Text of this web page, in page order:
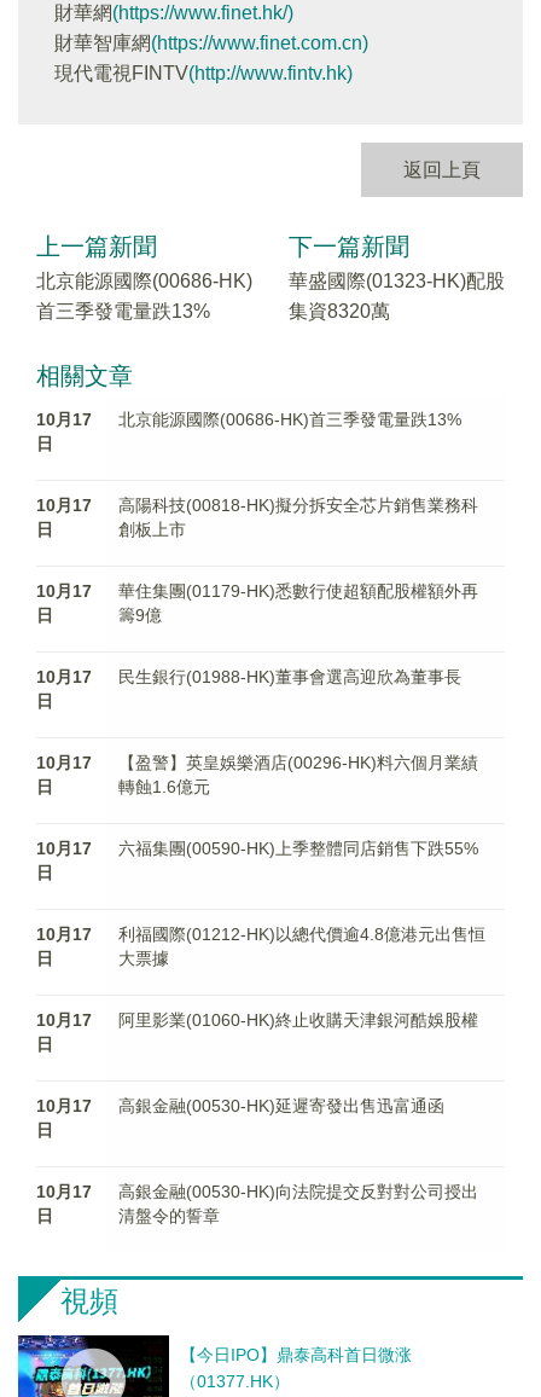
財華網(https://www.finet.hk/)
財華智庫網(https://www.finet.com.cn)
現代電視FINTV(http://www.fintv.hk)
返回上頁
上一篇新聞
北京能源國際(00686-HK)
首三季發電量跌13%
下一篇新聞
華盛國際(01323-HK)配股
集資8320萬
相關文章
10月17
日
北京能源國際(00686-HK)首三季發電量跌13%
10月17
日
高陽科技(00818-HK)擬分拆安全芯片銷售業務科
創板上市
10月17
日
華住集團(01179-HK)悉數行使超額配股權額外再
籌9億
10月17
日
民生銀行(01988-HK)董事會選高迎欣為董事長
10月17
日
【盈警】英皇娛樂酒店(00296-HK)料六個月業績
轉蝕1.6億元
10月17
日
六福集團(00590-HK)上季整體同店銷售下跌55%
10月17
日
利福國際(01212-HK)以總代價逾4.8億港元出售恒
大票據
10月17
日
阿里影業(01060-HK)終止收購天津銀河酷娛股權
10月17
日
高銀金融(00530-HK)延遲寄發出售迅富通函
10月17
日
高銀金融(00530-HK)向法院提交反對對公司授出
清盤令的誓章
視頻
【今日IPO】鼎泰高科首日微涨
（01377.HK）